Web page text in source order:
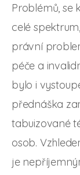
Problémů, se
celé
právní
péče a
bylo i
přednáška
tabuizované
osob.
je